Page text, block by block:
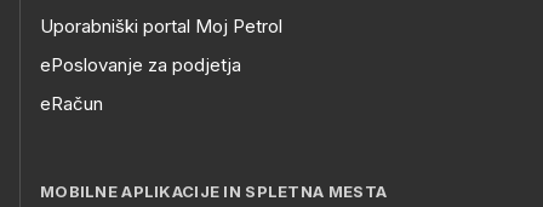
Uporabniški portal Moj Petrol
ePoslovanje za podjetja
eRačun
MOBILNE APLIKACIJE IN SPLETNA MESTA